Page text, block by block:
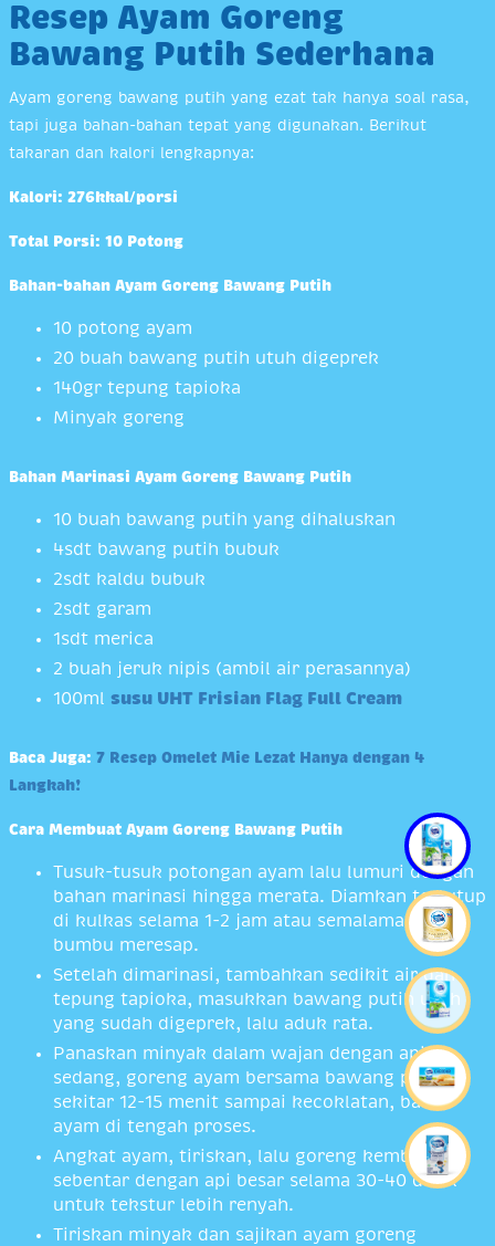
Resep Ayam Goreng
Bawang Putih Sederhana
Ayam goreng bawang putih yang ezat tak hanya soal rasa,
tapi juga bahan-bahan tepat yang digunakan. Berikut
takaran dan kalori lengkapnya:
Kalori: 276kkal/porsi
Total Porsi: 10 Potong
Bahan-bahan Ayam Goreng Bawang Putih
10 potong ayam
20 buah bawang putih utuh digeprek
140gr tepung tapioka
Minyak goreng
Bahan Marinasi Ayam Goreng Bawang Putih
10 buah bawang putih yang dihaluskan
4sdt bawang putih bubuk
2sdt kaldu bubuk
2sdt garam
1sdt merica
2 buah jeruk nipis (ambil air perasannya)
100ml susu UHT Frisian Flag Full Cream
Baca Juga: 7 Resep Omelet Mie Lezat Hanya dengan 4
Langkah!
Cara Membuat Ayam Goreng Bawang Putih
Tusuk-tusuk potongan ayam lalu lumuri dengan
bahan marinasi hingga merata. Diamkan tertutup
di kulkas selama 1-2 jam atau semalaman agar
bumbu meresap.
Setelah dimarinasi, tambahkan sedikit air dan
tepung tapioka, masukkan bawang putih utuh
yang sudah digeprek, lalu aduk rata.
Panaskan minyak dalam wajan dengan api
sedang, goreng ayam bersama bawang putih
sekitar 12-15 menit sampai kecoklatan, balik
ayam di tengah proses.
Angkat ayam, tiriskan, lalu goreng kembali
sebentar dengan api besar selama 30-40 detik
untuk tekstur lebih renyah.
Tiriskan minyak dan sajikan ayam goreng